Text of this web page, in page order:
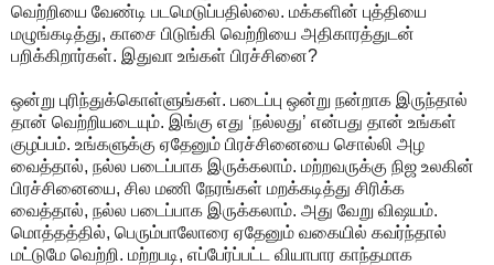
வெற்றியை வேண்டி படமெடுப்பதில்லை. மக்களின் புத்தியை
மழுங்கடித்து, காசை பிடுங்கி வெற்றியை அதிகாரத்துடன்
பறிக்கிறார்கள். இதுவா உங்கள் பிரச்சினை?
ஒன்று புரிந்துக்கொள்ளுங்கள். படைப்பு ஒன்று நன்றாக இருந்தால்
தான் வெற்றியடையும். இங்கு எது ‘நல்லது’ என்பது தான் உங்கள்
குழப்பம். உங்களுக்கு ஏதேனும் பிரச்சினையை சொல்லி அழ
வைத்தால், நல்ல படைப்பாக இருக்கலாம். மற்றவருக்கு நிஜ உலகின்
பிரச்சினையை, சில மணி நேரங்கள் மறக்கடித்து சிரிக்க
வைத்தால், நல்ல படைப்பாக இருக்கலாம். அது வேறு விஷயம்.
மொத்தத்தில், பெரும்பாலோரை ஏதேனும் வகையில் கவர்ந்தால்
மட்டுமே வெற்றி. மற்றபடி, எப்பேர்ப்பட்ட வியாபார காந்தமாக